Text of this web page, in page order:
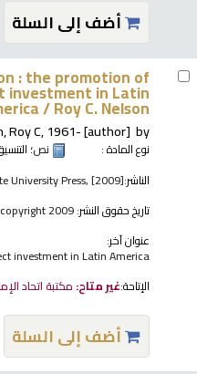
أضف إلى السلة
: the promotion of
in Latin
/Roy C. Nelson.
by
Roy C, 1961-[author]
نوع المادة : نص؛
الناشر:University Press, [2009]
تاريخ حقوق النشر:
عنوان آخر:
investment in Latin America
الإتاحة:غير متاح: مكتبة اتحاد
أضف إلى السلة